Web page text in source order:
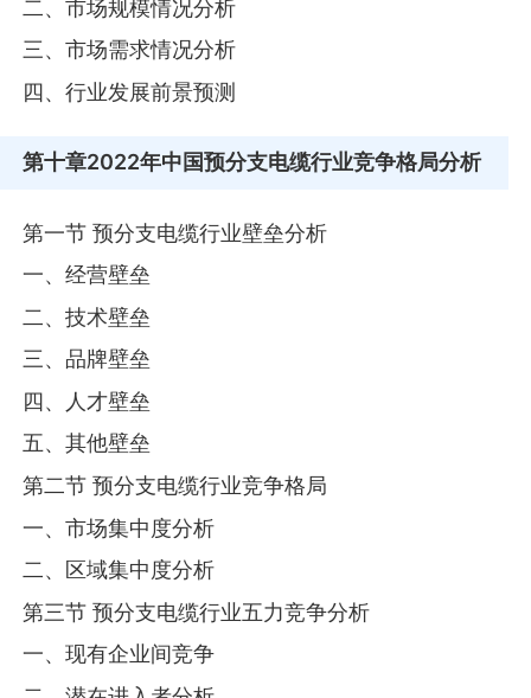
二、市场规模情况分析
三、市场需求情况分析
四、行业发展前景预测
第十章2022年中国预分支电缆行业竞争格局分析
第一节 预分支电缆行业壁垒分析
一、经营壁垒
二、技术壁垒
三、品牌壁垒
四、人才壁垒
五、其他壁垒
第二节 预分支电缆行业竞争格局
一、市场集中度分析
二、区域集中度分析
第三节 预分支电缆行业五力竞争分析
一、现有企业间竞争